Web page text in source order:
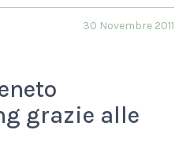
30 Novembre 2011
grazie alle